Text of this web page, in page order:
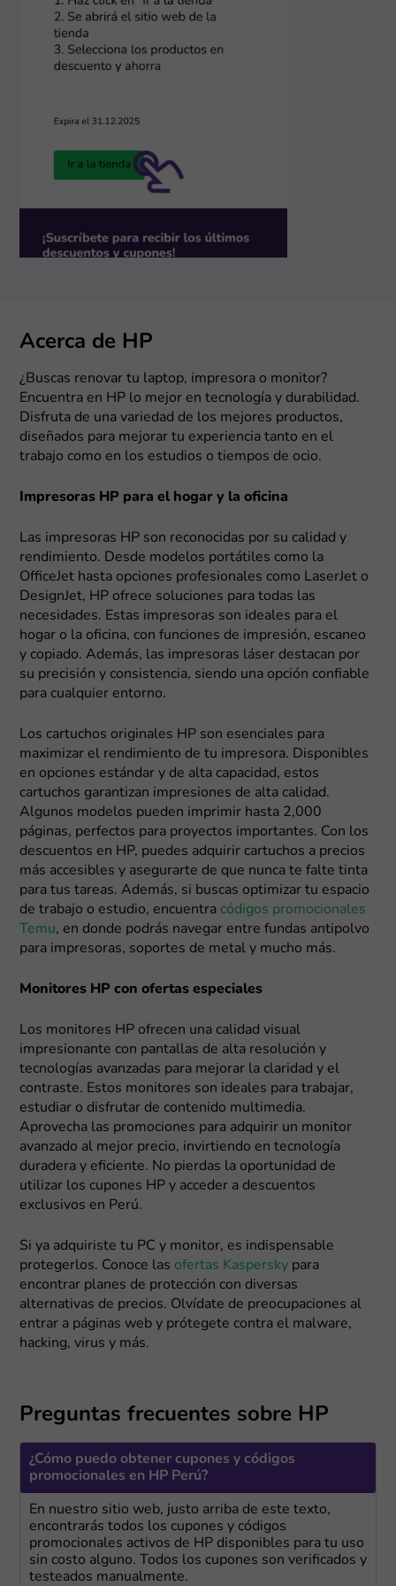
Acerca de HP
¿Buscas renovar tu laptop, impresora o monitor?
Encuentra en HP lo mejor en tecnología y durabilidad.
Disfruta de una variedad de los mejores productos,
diseñados para mejorar tu experiencia tanto en el
trabajo como en los estudios o tiempos de ocio.
Impresoras HP para el hogar y la oficina
Las impresoras HP son reconocidas por su calidad y
rendimiento. Desde modelos portátiles como la
OfficeJet hasta opciones profesionales como LaserJet o
DesignJet, HP ofrece soluciones para todas las
necesidades. Estas impresoras son ideales para el
hogar o la oficina, con funciones de impresión, escaneo
y copiado. Además, las impresoras láser destacan por
su precisión y consistencia, siendo una opción confiable
para cualquier entorno.
Los cartuchos originales HP son esenciales para
maximizar el rendimiento de tu impresora. Disponibles
en opciones estándar y de alta capacidad, estos
cartuchos garantizan impresiones de alta calidad.
Algunos modelos pueden imprimir hasta 2,000
páginas, perfectos para proyectos importantes. Con los
descuentos en HP, puedes adquirir cartuchos a precios
más accesibles y asegurarte de que nunca te falte tinta
para tus tareas. Además, si buscas optimizar tu espacio
de trabajo o estudio, encuentra códigos promocionales
Temu, en donde podrás navegar entre fundas antipolvo
para impresoras, soportes de metal y mucho más.
Monitores HP con ofertas especiales
Los monitores HP ofrecen una calidad visual
impresionante con pantallas de alta resolución y
tecnologías avanzadas para mejorar la claridad y el
contraste. Estos monitores son ideales para trabajar,
estudiar o disfrutar de contenido multimedia.
Aprovecha las promociones para adquirir un monitor
avanzado al mejor precio, invirtiendo en tecnología
duradera y eficiente. No pierdas la oportunidad de
utilizar los cupones HP y acceder a descuentos
exclusivos en Perú.
Si ya adquiriste tu PC y monitor, es indispensable
protegerlos. Conoce las ofertas Kaspersky para
encontrar planes de protección con diversas
alternativas de precios. Olvídate de preocupaciones al
entrar a páginas web y prótegete contra el malware,
hacking, virus y más.
Preguntas frecuentes sobre HP
¿Cómo puedo obtener cupones y códigos
promocionales en HP Perú?
En nuestro sitio web, justo arriba de este texto,
encontrarás todos los cupones y códigos
promocionales activos de HP disponibles para tu uso
sin costo alguno. Todos los cupones son verificados y
testeados manualmente.